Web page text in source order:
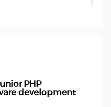
PHP
development